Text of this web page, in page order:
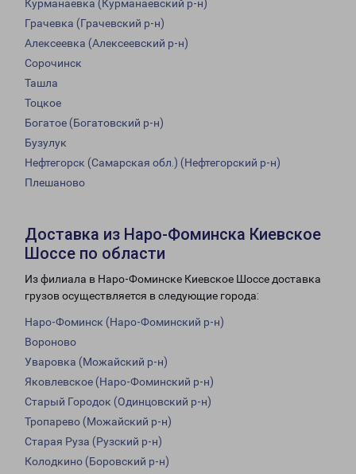
Курманаевка (Курманаевский р-н)
Грачевка (Грачевский р-н)
Алексеевка (Алексеевский р-н)
Сорочинск
Ташла
Тоцкое
Богатое (Богатовский р-н)
Бузулук
Нефтегорск (Самарская обл.) (Нефтегорский р-н)
Плешаново
Доставка из Наро-Фоминска Киевское
Шоссе по области
Из филиала в Наро-Фоминске Киевское Шоссе доставка
грузов осуществляется в следующие города:
Наро-Фоминск (Наро-Фоминский р-н)
Вороново
Уваровка (Можайский р-н)
Яковлевское (Наро-Фоминский р-н)
Старый Городок (Одинцовский р-н)
Тропарево (Можайский р-н)
Старая Руза (Рузский р-н)
Колодкино (Боровский р-н)